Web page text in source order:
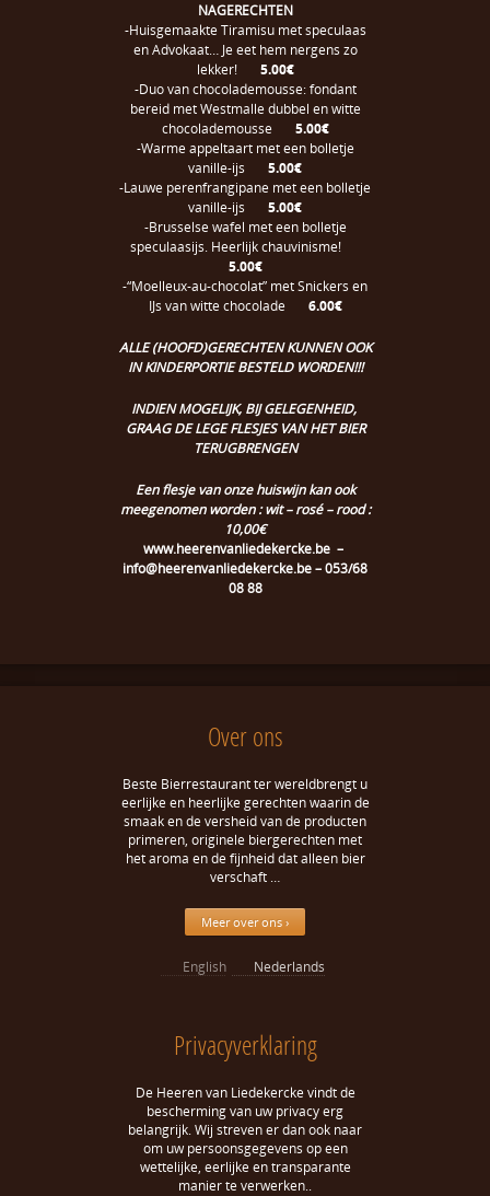
NAGERECHTEN
-Huisgemaakte Tiramisu met speculaas
en Advokaat… Je eet hem nergens zo
lekker!
5.00€
-Duo van chocolademousse: fondant
bereid met Westmalle dubbel en witte
chocolademousse
5.00€
-Warme appeltaart met een bolletje
vanille-ijs
5.00€
-Lauwe perenfrangipane met een bolletje
vanille-ijs
5.00€
-Brusselse wafel met een bolletje
speculaasijs. Heerlijk chauvinisme!
5.00€
-“Moelleux-au-chocolat” met Snickers en
IJs van witte chocolade
6.00€
ALLE (HOOFD)GERECHTEN KUNNEN OOK
IN KINDERPORTIE BESTELD WORDEN!!!
INDIEN MOGELIJK, BIJ GELEGENHEID,
GRAAG DE LEGE FLESJES VAN HET BIER
TERUGBRENGEN
Een flesje van onze huiswijn kan ook
meegenomen worden : wit – rosé – rood :
10,00€
www.heerenvanliedekercke.be –
info@heerenvanliedekercke.be – 053/68
08 88
Over ons
Beste Bierrestaurant ter wereldbrengt u
eerlijke en heerlijke gerechten waarin de
smaak en de versheid van de producten
primeren, originele biergerechten met
het aroma en de fijnheid dat alleen bier
verschaft …
Meer over ons ›
English Nederlands
Privacyverklaring
De Heeren van Liedekercke vindt de
bescherming van uw privacy erg
belangrijk. Wij streven er dan ook naar
om uw persoonsgegevens op een
wettelijke, eerlijke en transparante
manier te verwerken..